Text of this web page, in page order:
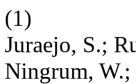
(1)
Juraejo, S.;
Ningrum, W.;